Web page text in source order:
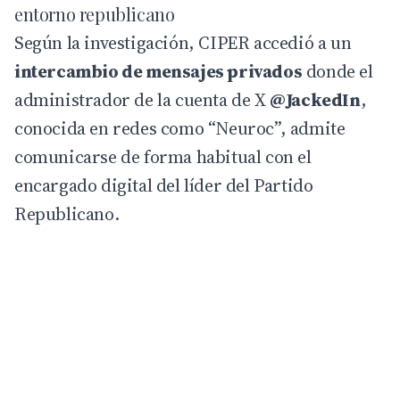
entorno republicano
Según la investigación, CIPER accedió a un
intercambio de mensajes privados donde el
administrador de la cuenta de X@JackedIn,
conocida en redes como “Neuroc”, admite
comunicarse de forma habitual con el
encargado digital del líder del Partido
Republicano.